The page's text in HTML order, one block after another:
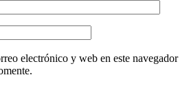
electrónico y web en este navegador